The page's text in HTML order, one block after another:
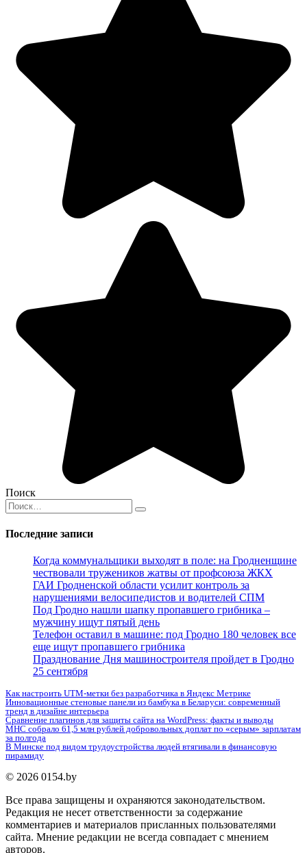
Поиск
Search
for:
Последние записи
Когда коммунальщики выходят в поле: на Гродненщине
чествовали тружеников жатвы от профсоюза ЖКХ
ГАИ Гродненской области усилит контроль за
нарушениями велосипедистов и водителей СПМ
Под Гродно нашли шапку пропавшего грибника –
мужчину ищут пятый день
Телефон оставил в машине: под Гродно 180 человек все
еще ищут пропавшего грибника
Празднование Дня машиностроителя пройдет в Гродно
25 сентября
Как настроить UTM-метки без разработчика в Яндекс Метрике
Инновационные стеновые панели из бамбука в Беларуси: современный
тренд в дизайне интерьера
Сравнение плагинов для защиты сайта на WordPress: факты и выводы
МНС собрало 61,5 млн рублей добровольных доплат по «серым» зарплатам
за полгода
В Минске под видом трудоустройства людей втягивали в финансовую
пирамиду
© 2026 0154.by
Все права защищены и охраняются законодательством.
Редакция не несет ответственности за содержание
комментариев и материалов присланных пользователями
сайта. Мнение редакции не всегда совпадает с мнением
авторов.